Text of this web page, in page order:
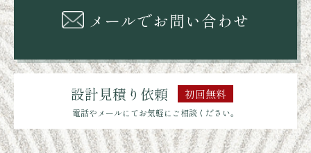
メールでお問い合わせ
設計見積り依頼 初回無料
電話やメールにてお気軽にご相談ください。